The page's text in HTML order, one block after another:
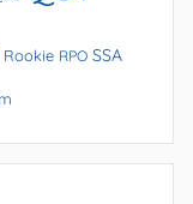
Rookie RPO SSA